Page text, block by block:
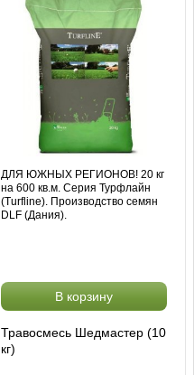
ДЛЯ ЮЖНЫХ РЕГИОНОВ! 20 кг
на 600 кв.м. Серия Турфлайн
(Turfline). Производство семян
DLF (Дания).
В корзину
Травосмесь Шедмастер (10
кг)